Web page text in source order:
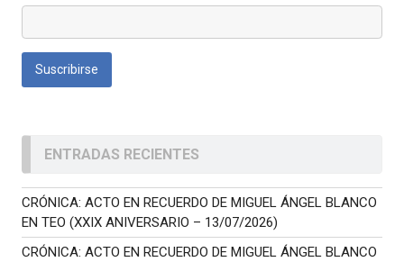
ENTRADAS RECIENTES
CRÓNICA: ACTO EN RECUERDO DE MIGUEL ÁNGEL BLANCO
EN TEO (XXIX ANIVERSARIO – 13/07/2026)
CRÓNICA: ACTO EN RECUERDO DE MIGUEL ÁNGEL BLANCO